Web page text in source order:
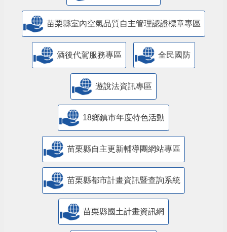
苗栗縣室內空氣品質自主管理認證標章專區
酒後代駕服務專區 全民國防
遊說法資訊專區
18鄉鎮市年度特色活動
苗栗縣自主更新輔導團網站專區
苗栗縣都市計畫資訊暨查詢系統
苗栗縣國土計畫資訊網